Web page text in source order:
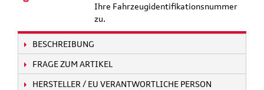
Ihre Fahrzeugidentifikationsnummer
zu.
BESCHREIBUNG
FRAGE ZUM ARTIKEL
HERSTELLER / EU VERANTWORTLICHE PERSON